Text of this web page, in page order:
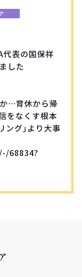
表の国保祥
した
…育休から帰
をなくす根本
ング｣より大事
68834?